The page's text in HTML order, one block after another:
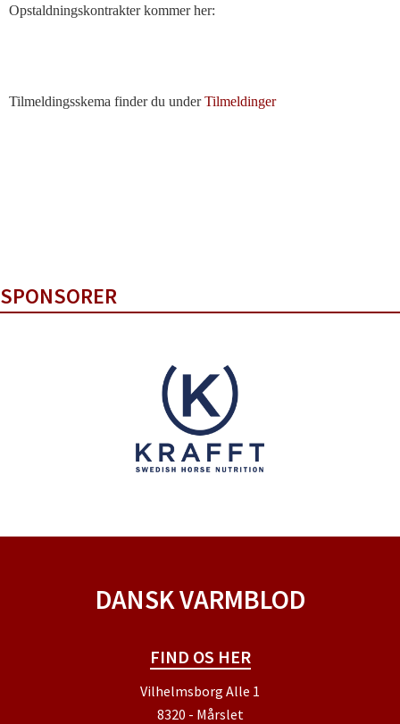
Opstaldningskontrakter kommer her:
Tilmeldingsskema finder du underTilmeldinger
SPONSORER
DANSK VARMBLOD
FIND OS HER
Vilhelmsborg Alle 1
8320 - Mårslet